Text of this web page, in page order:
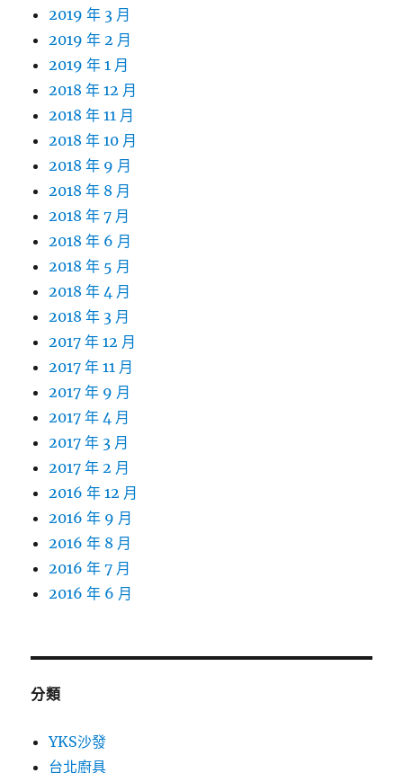
2019 年 3 月
2019 年 2 月
2019 年 1 月
2018 年 12 月
2018 年 11 月
2018 年 10 月
2018 年 9 月
2018 年 8 月
2018 年 7 月
2018 年 6 月
2018 年 5 月
2018 年 4 月
2018 年 3 月
2017 年 12 月
2017 年 11 月
2017 年 9 月
2017 年 4 月
2017 年 3 月
2017 年 2 月
2016 年 12 月
2016 年 9 月
2016 年 8 月
2016 年 7 月
2016 年 6 月
分類
YKS沙發
台北廚具